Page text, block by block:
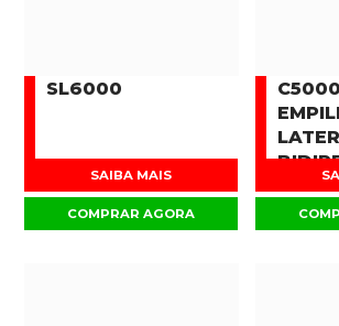
SL6000
SAIBA MAIS
COMPRAR AGORA